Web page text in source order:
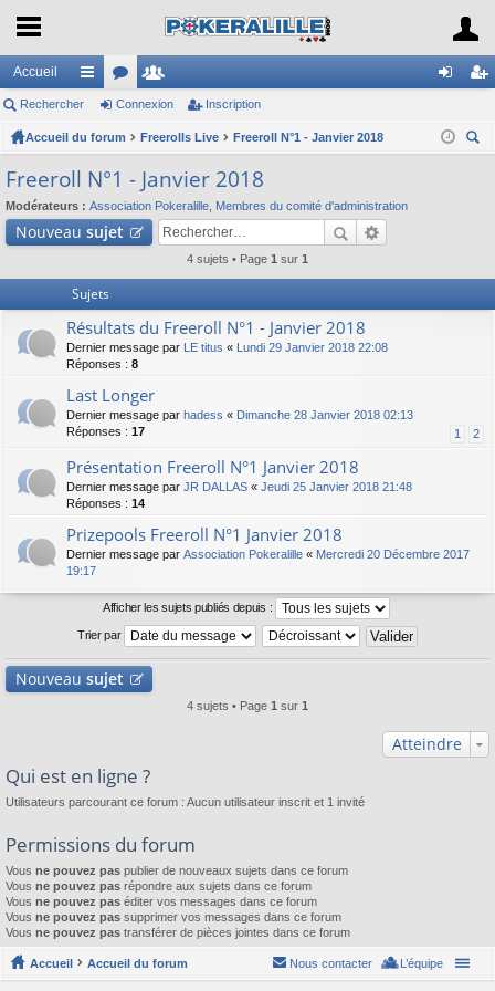
Accueil
ac
co
ur
ci
s
or
u
m
s
e
m
es
ne cri
Rechercher Connexion Inscription
Accueil du forum Freerolls Live
Freeroll N°1 - Janvier 2018
Freeroll N°1 - Janvier 2018
Modérateurs : Association Pokeralille Membres du comité d'administration
Nouveau sujet
4 sujets • Page 1 sur 1
Sujets
Résultats du Freeroll N°1 - Janvier 2018
Dernier message par LE titus «
Lundi 29 Janvier 2018 22:08
Réponses : 8
Last Longer
Dernier message par hadess « Dimanche 28 Janvier 2018 02:13
Réponses : 17 1 2
Présentation Freeroll N°1 Janvier 2018
Dernier message par JR DALLAS « Jeudi 25 Janvier 2018 21:48
Réponses : 14
Prizepools Freeroll N°1 Janvier 2018
Dernier message par Association Pokeralille « Mercredi 20 Décembre 2017
19:17
Afficher les sujets publiés depuis :
Trier par
Nouveau sujet
4 sujets • Page 1 sur 1
Atteindre
Qui est en ligne ?
Utilisateurs parcourant ce forum : Aucun utilisateur inscrit et 1 invité
Permissions du forum
Vous ne pouvez pas publier de nouveaux sujets dans ce forum
Vous ne pouvez pas répondre aux sujets dans ce forum
Vous ne pouvez pas éditer vos messages dans ce forum
Vous ne pouvez pas supprimer vos messages dans ce forum
Vous ne pouvez pas transférer de pièces jointes dans ce forum
Accueil Accueil du forum L’équipe
Nous contacter